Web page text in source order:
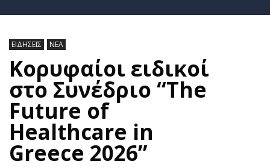
ΕΙΔΗΣΕΙΣ ΝΕΑ
Κορυφαίοι ειδικοί
στο Συνέδριο “The
Future of
Healthcare in
Greece 2026”